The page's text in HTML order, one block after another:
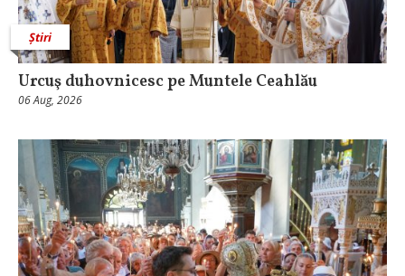
Știri
Urcuş duhovnicesc pe Muntele Ceahlău
06 Aug, 2026